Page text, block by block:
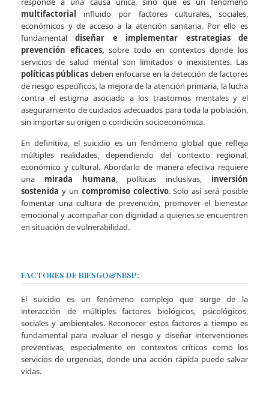
multifactorial influido por factores culturales, sociales,
económicos y de acceso a la atención sanitaria. Por ello es
fundamentaldiseñar e implementar estrategias de
prevención eficaces, sobre todo en contextos donde los
servicios de salud mental son limitados o inexistentes. Las
políticas públicas deben enfocarse en la detección de factores
de riesgo específicos, la mejora de la atención primaria, la lucha
contra el estigma asociado a los trastornos mentales y el
aseguramiento de cuidados adecuados para toda la población,
sin importar su origen o condición socioeconómica.
En definitiva, el suicidio es un fenómeno global que refleja
múltiples realidades, dependiendo del contexto regional,
económico y cultural. Abordarlo de manera efectiva requiere
una mirada humana, políticas inclusivas, inversión
sostenida y un compromiso colectivo. Solo así será posible
fomentar una cultura de prevención, promover el bienestar
emocional y acompañar con dignidad a quienes se encuentren
en situación de vulnerabilidad.
FACTORES DE RIESGO&NBSP;
El suicidio es un fenómeno complejo que surge de la
interacción de múltiples factores biológicos, psicológicos,
sociales y ambientales. Reconocer estos factores a tiempo es
fundamental para evaluar el riesgo y diseñar intervenciones
preventivas, especialmente en contextos críticos como los
servicios de urgencias, donde una acción rápida puede salvar
vidas.